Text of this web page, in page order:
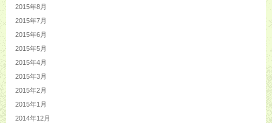
2015年8月
2015年7月
2015年6月
2015年5月
2015年4月
2015年3月
2015年2月
2015年1月
2014年12月